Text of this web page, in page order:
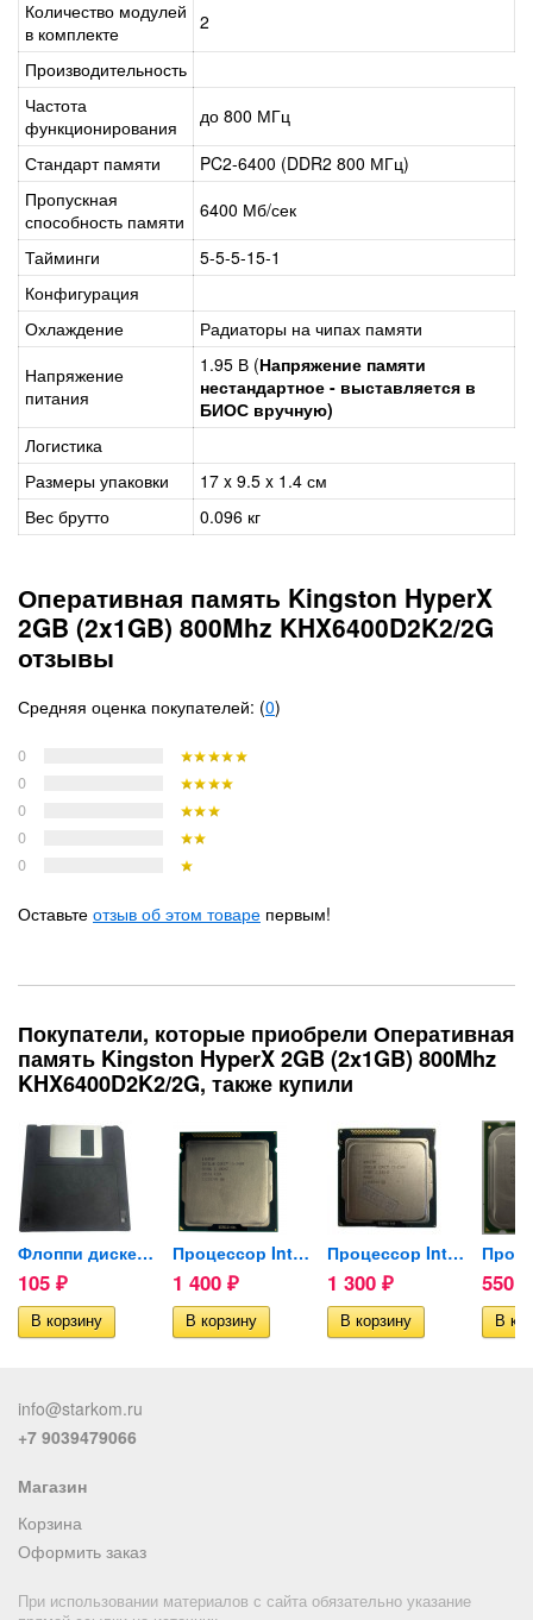
Количество модулей
в комплекте
2
Производительность
Частота
функционирования
до 800 МГц
Стандарт памяти
PC2-6400 (DDR2 800 МГц)
Пропускная
способность памяти
6400 Мб/сек
Тайминги
5-5-5-15-1
Конфигурация
Охлаждение
Радиаторы на чипах памяти
Напряжение
питания
1.95 В (Напряжение памяти
нестандартное - выставляется в
БИОС вручную)
Логистика
Размеры упаковки
17 x 9.5 x 1.4 см
Вес брутто
0.096 кг
Оперативная память Kingston HyperX
2GB (2x1GB) 800Mhz KHX6400D2K2/2G
отзывы
Средняя оценка покупателей: (0)
0
0
0
0
0
Оставьте отзыв об этом товаре первым!
Покупатели, которые приобрели Оперативная
память Kingston HyperX 2GB (2x1GB) 800Mhz
KHX6400D2K2/2G, также купили
Флоппи дискета FHD 1.44 Mb 3.5
105 ₽
Процессор Intel Core...
1 400 ₽
Процессор Intel Core...
1 300 ₽ 550
info@starkom.ru
+7 9039479066
Магазин
Корзина
Оформить заказ
При использовании материалов с сайта обязательно указание